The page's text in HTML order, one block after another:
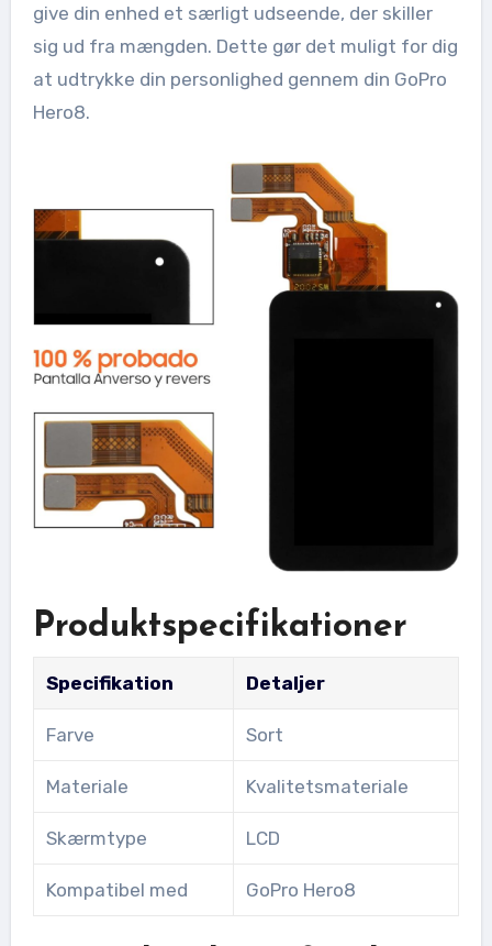
give din enhed et særligt udseende, der skiller
sig ud fra mængden. Dette gør det muligt for dig
at udtrykke din personlighed gennem din GoPro
Hero8.
Produktspecifikationer
Specifikation Detaljer
Farve Sort
Materiale Kvalitetsmateriale
Skærmtype LCD
Kompatibel med GoPro Hero8